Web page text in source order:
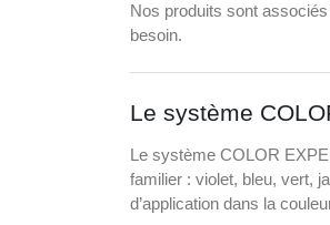
Nos produits sont
besoin.
Le système
Le système COLOR
familier : violet, bleu, vert,
d’application dans la